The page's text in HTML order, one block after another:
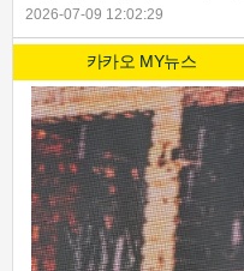
2026-07-09 12:02:29
카카오 MY뉴스